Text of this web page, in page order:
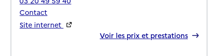
Contact
Site internet
Voir les prix et prestations